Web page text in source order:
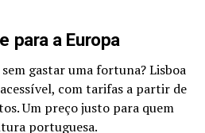
para a Europa
gastar uma fortuna? Lisboa
com tarifas a partir de
Um preço justo para quem
portuguesa.